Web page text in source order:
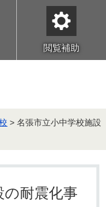
閲覧補助
> 名張市立小中学校施設
の耐震化事